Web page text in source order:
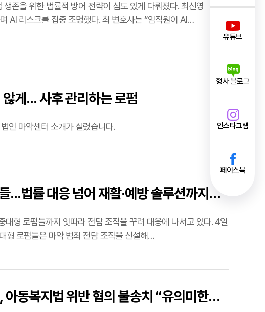
유튜브
형사 블로그
인스타그램
페이스북
위한 법률적 방어 전략이 심도 있게 다뤄졌다. 최신영
법무법인 LKB평산 파트너 변호사 는 올해 쏟아진 미국 최신 판례를 해부하며 AI 리스크를 집중 조명했다. 최 변호사는 “임직원이 AI…
게... 사후 관리하는 로펌
인 마약센터 소개가 실렸습니다.
법률 대응 넘어 재활·예방 솔루션까지
로펌들까지 잇따라 전담 조직을 꾸려 대응에 나서고 있다. 4일
면 법무법인 LKB 평산 과 법무법인 대륜, 법무법인 YK 등 중대형 로펌들은 마약 범죄 전담 조직을 신설해…
동복지법 위반 혐의 불송치 “유의미한